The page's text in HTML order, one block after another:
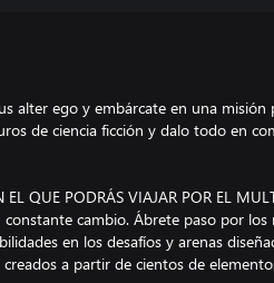
alter ego y embárcate en una misión
de ciencia ficción y dalo todo en
EL QUE PODRÁS VIAJAR POR EL
constante cambio. Ábrete paso por
en los desafíos y arenas
a partir de cientos de